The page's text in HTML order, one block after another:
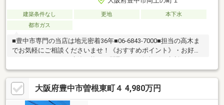
建築条件なし 更地
本下水
都市ガス
■豊中市専門の当店は地元密着36年■06-6843-7000■担当の高木ま
でお気軽にご相談くださいませ！《おすすめポイント》・お好き
い！・周辺環境は閑静な住宅街です！・近隣に買物施設が充
実！・桜塚小学校、第３中学校
大阪府豊中市曽根東町４ 4,980万円